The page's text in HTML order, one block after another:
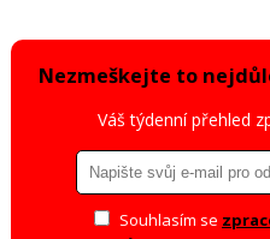
Nezmeškejte to
Váš týdenní přehled
Souhlasím se